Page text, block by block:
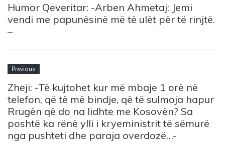
Humor Qeveritar: -Arben Ahmetaj: Jemi
vendi me papunësinë më të ulët për të rinjtë.
–
Previous
Zheji: -Të kujtohet kur më mbaje 1 orë në
telefon, që të më bindje, që të sulmoja hapur
Rrugën që do na lidhte me Kosovën? Sa
poshtë ka rënë ylli i kryeministrit të sëmurë
nga pushteti dhe paraja overdozë…-